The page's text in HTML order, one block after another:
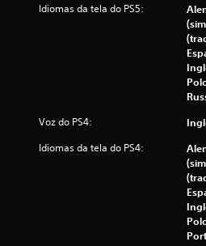
Idiomas da tela do PS5:
Voz do PS4:
Idiomas da tela do PS4: